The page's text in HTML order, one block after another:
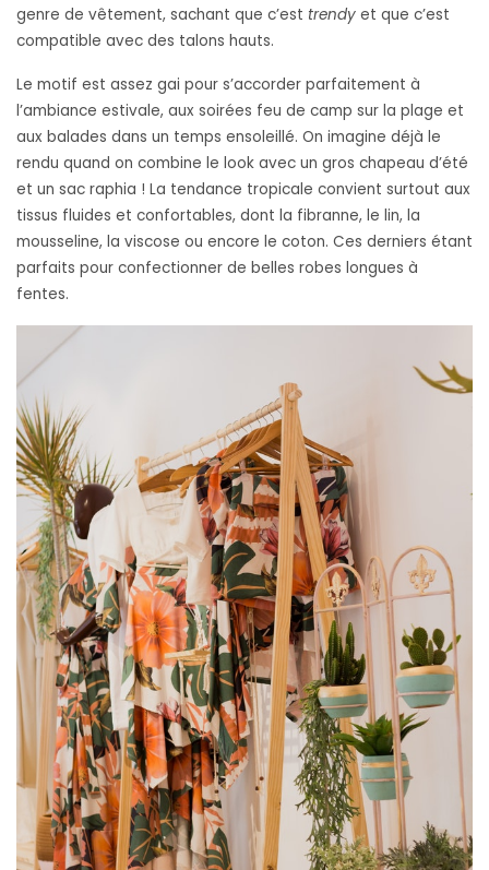
genre de vêtement, sachant que c’est trendy et que c’est
compatible avec des talons hauts.
Le motif est assez gai pour s’accorder parfaitement à
l’ambiance estivale, aux soirées feu de camp sur la plage et
aux balades dans un temps ensoleillé. On imagine déjà le
rendu quand on combine le look avec un gros chapeau d’été
et un sac raphia ! La tendance tropicale convient surtout aux
tissus fluides et confortables, dont la fibranne, le lin, la
mousseline, la viscose ou encore le coton. Ces derniers étant
parfaits pour confectionner de belles robes longues à
fentes.